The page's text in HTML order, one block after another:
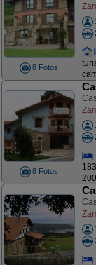
8 Fotos
8 Fotos